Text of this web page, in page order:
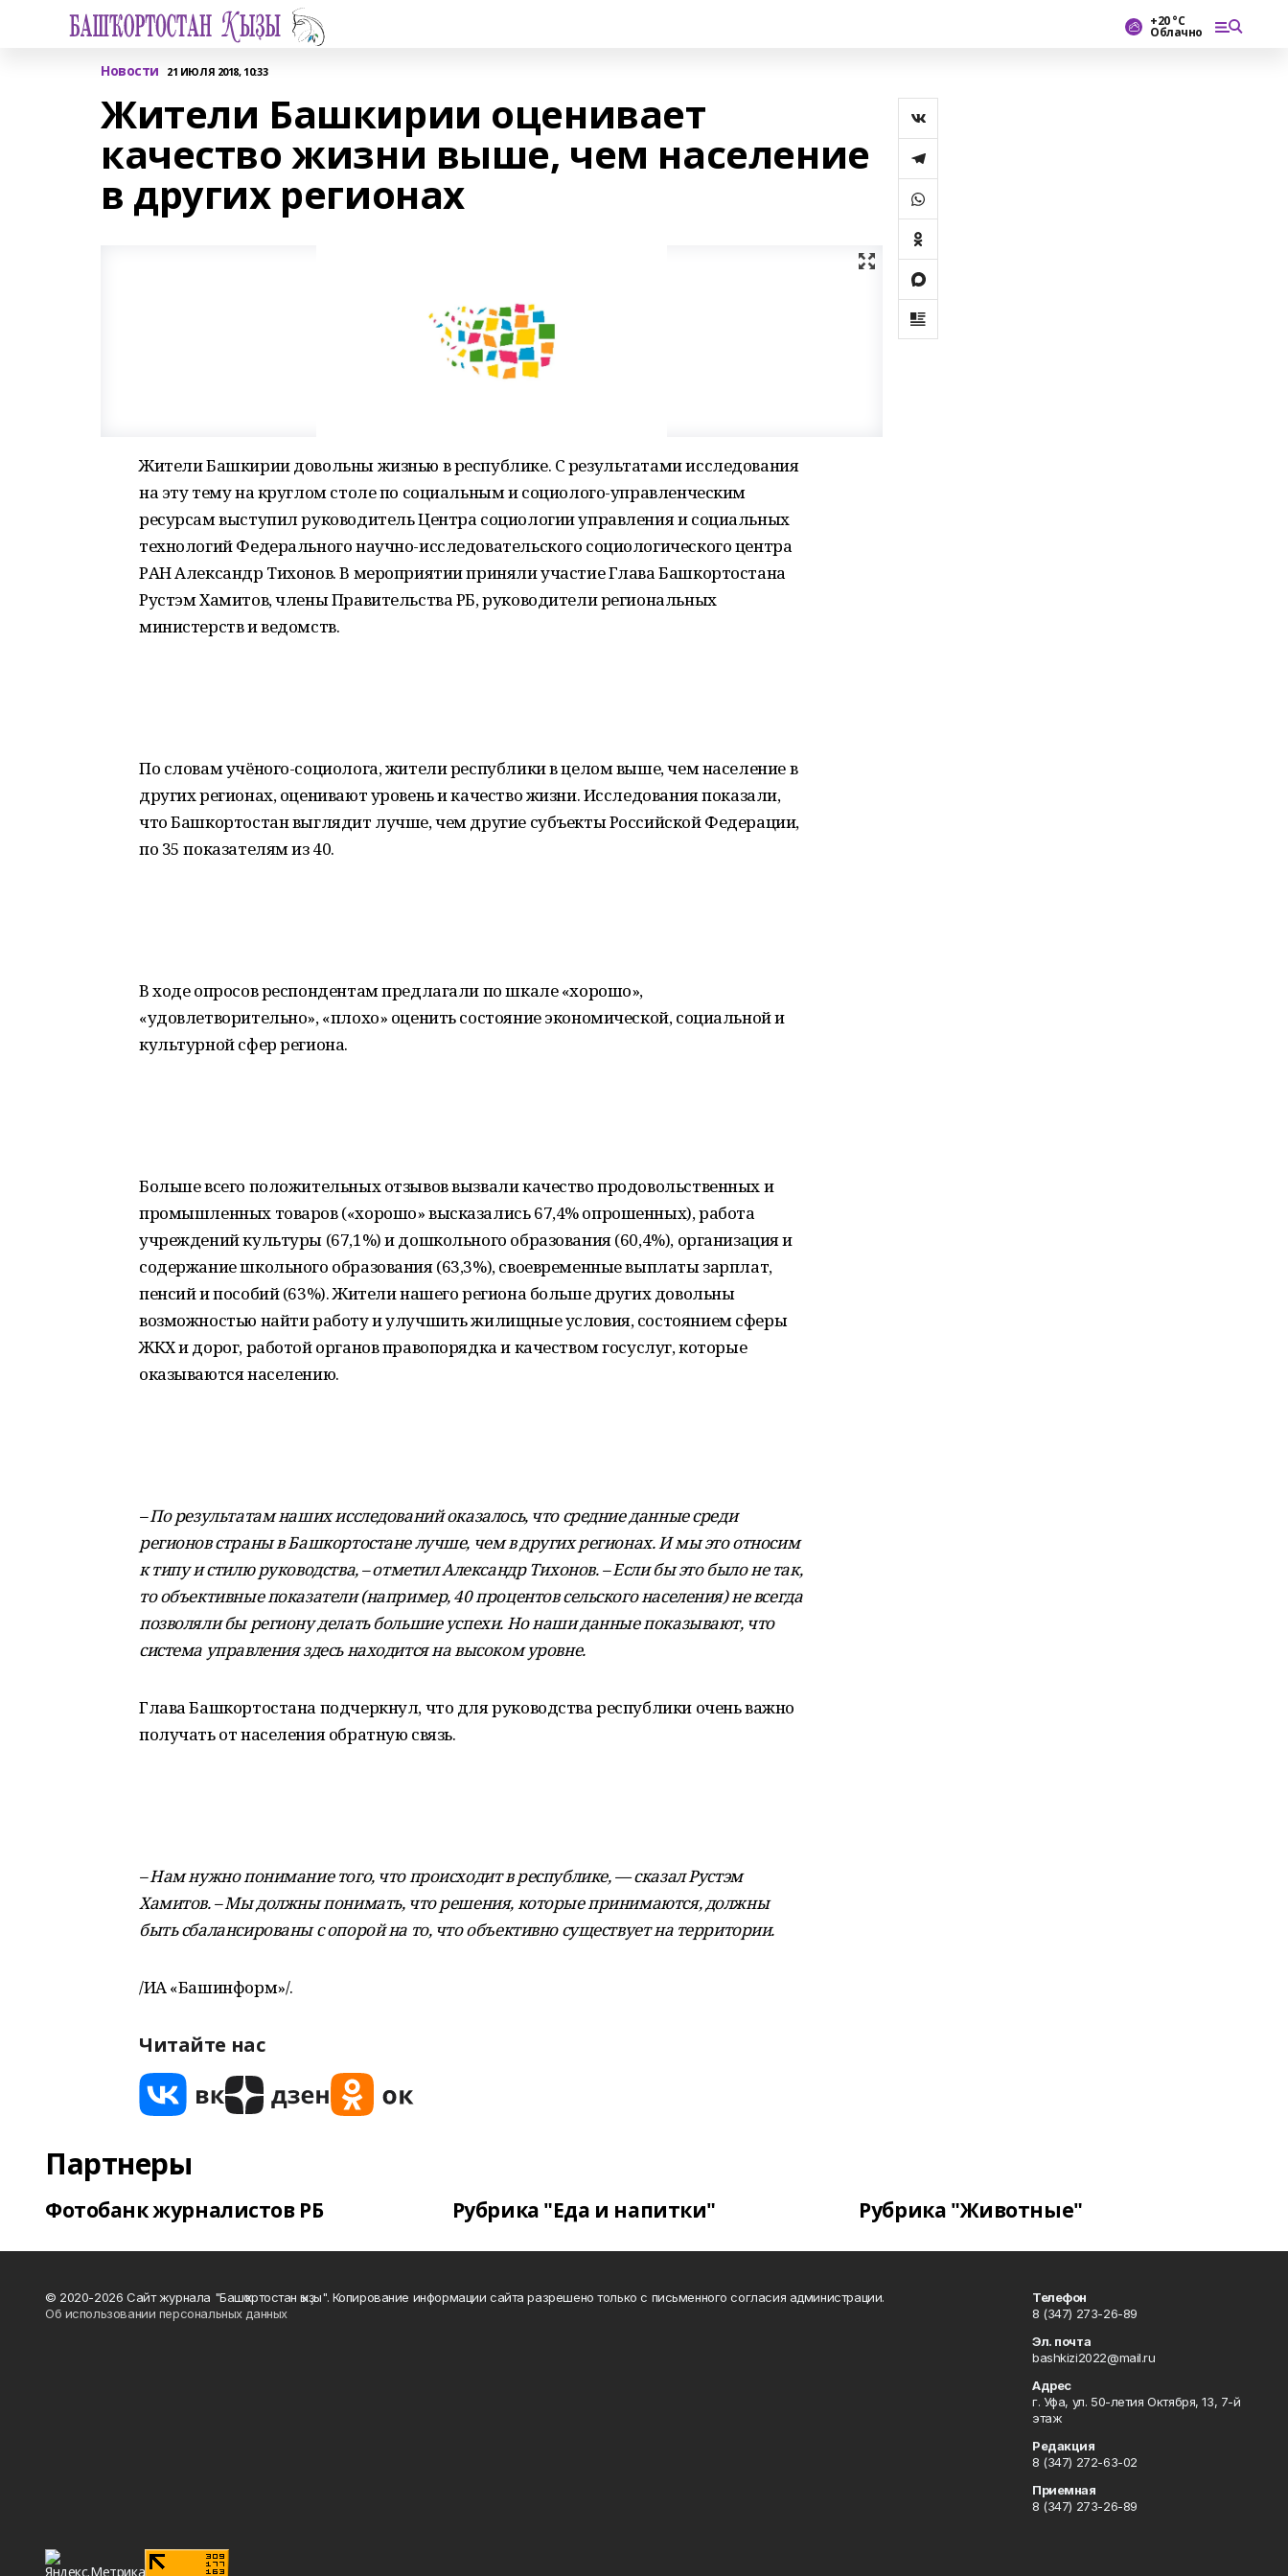
+20 °С
Облачно
Новости 21 ИЮЛЯ 2018, 10:33
Жители Башкирии оценивает
качество жизни выше, чем население
в других регионах
Жители Башкирии довольны жизнью в республике. С результатами исследования
на эту тему на круглом столе по социальным и социолого-управленческим
ресурсам выступил руководитель Центра социологии управления и социальных
технологий Федерального научно-исследовательского социологического центра
РАН Александр Тихонов. В мероприятии приняли участие Глава Башкортостана
Рустэм Хамитов, члены Правительства РБ, руководители региональных
министерств и ведомств.
По словам учёного-социолога, жители республики в целом выше, чем население в
других регионах, оценивают уровень и качество жизни. Исследования показали,
что Башкортостан выглядит лучше, чем другие субъекты Российской Федерации,
по 35 показателям из 40.
В ходе опросов респондентам предлагали по шкале «хорошо»,
«удовлетворительно», «плохо» оценить состояние экономической, социальной и
культурной сфер региона.
Больше всего положительных отзывов вызвали качество продовольственных и
промышленных товаров («хорошо» высказались 67,4% опрошенных), работа
учреждений культуры (67,1%) и дошкольного образования (60,4%), организация и
содержание школьного образования (63,3%), своевременные выплаты зарплат,
пенсий и пособий (63%). Жители нашего региона больше других довольны
возможностью найти работу и улучшить жилищные условия, состоянием сферы
ЖКХ и дорог, работой органов правопорядка и качеством госуслуг, которые
оказываются населению.
– По результатам наших исследований оказалось, что средние данные среди
регионов страны в Башкортостане лучше, чем в других регионах. И мы это относим
к типу и стилю руководства, – отметил Александр Тихонов. – Если бы это было не так,
то объективные показатели (например, 40 процентов сельского населения) не всегда
позволяли бы региону делать большие успехи. Но наши данные показывают, что
система управления здесь находится на высоком уровне.
Глава Башкортостана подчеркнул, что для руководства республики очень важно
получать от населения обратную связь.
– Нам нужно понимание того, что происходит в республике, — сказал Рустэм
Хамитов. – Мы должны понимать, что решения, которые принимаются, должны
быть сбалансированы с опорой на то, что объективно существует на территории.
/ИА «Башинформ»/.
Читайте нас
Партнеры
Фотобанк журналистов РБ Рубрика "Еда и напитки" Рубрика "Животные"
© 2020-2026 Сайт журнала "Башҡортостан ҡыҙы". Копирование информации сайта разрешено только с письменного согласия администрации.
Об использовании персональных данных
Телефон
8 (347) 273-26-89
Эл. почта
bashkizi2022@mail.ru
Адрес
г. Уфа, ул. 50-летия Октября, 13, 7-й
этаж
Редакция
8 (347) 272-63-02
Приемная
8 (347) 273-26-89